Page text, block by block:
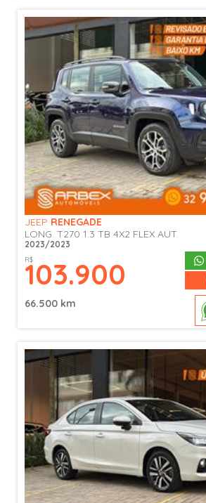
JEEP RENEGADE
LONG. T270 1.3 TB 4X2 FLEX AUT.
2023/2023
R$
103.900
66.500 km